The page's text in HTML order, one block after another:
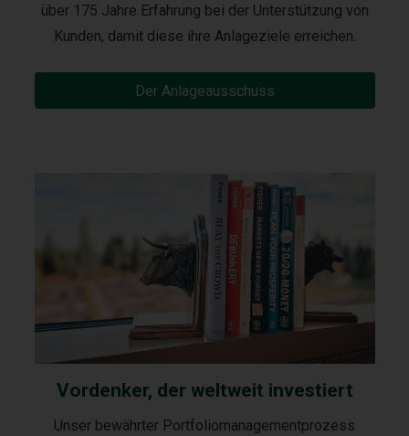
über 175 Jahre Erfahrung bei der Unterstützung von
Kunden, damit diese ihre Anlageziele erreichen.
Der Anlageausschuss
Vordenker, der weltweit investiert
Unser bewährter Portfoliomanagementprozess